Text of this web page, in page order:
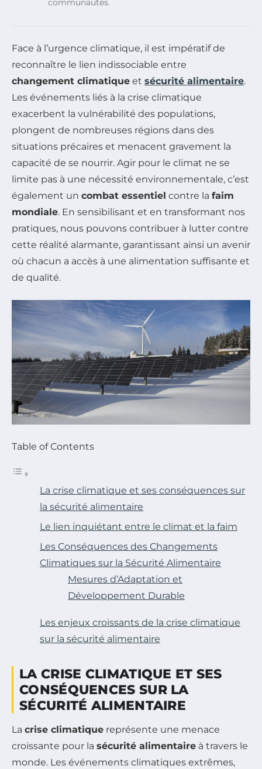
communautés.
Face à l’urgence climatique, il est impératif de
reconnaître le lien indissociable entre
changement climatique et sécurité alimentaire.
Les événements liés à la crise climatique
exacerbent la vulnérabilité des populations,
plongent de nombreuses régions dans des
situations précaires et menacent gravement la
capacité de se nourrir. Agir pour le climat ne se
limite pas à une nécessité environnementale, c’est
également un combat essentiel contre la faim
mondiale. En sensibilisant et en transformant nos
pratiques, nous pouvons contribuer à lutter contre
cette réalité alarmante, garantissant ainsi un avenir
où chacun a accès à une alimentation suffisante et
de qualité.
Table of Contents
La crise climatique et ses conséquences sur
la sécurité alimentaire
Le lien inquiétant entre le climat et la faim
Les Conséquences des Changements
Climatiques sur la Sécurité Alimentaire
Mesures d’Adaptation et
Développement Durable
Les enjeux croissants de la crise climatique
sur la sécurité alimentaire
LA CRISE CLIMATIQUE ET SES
CONSÉQUENCES SUR LA
SÉCURITÉ ALIMENTAIRE
La crise climatique représente une menace
croissante pour la sécurité alimentaire à travers le
monde. Les événements climatiques extrêmes,